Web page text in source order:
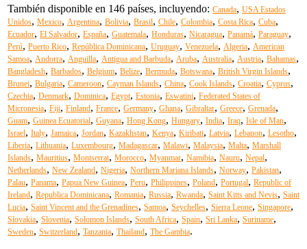
También disponible en 146 países, incluyendo: Canada, USA Estados
Unidos, Mexico, Argentina, Bolivia, Brasil, Chile, Colombia, Costa Rica, Cuba,
Ecuador, El Salvador, España, Guatemala, Honduras, Nicaragua, Panamá, Paraguay,
Perú, Puerto Rico, República Dominicana, Uruguay, Venezuela, Algeria, American
Samoa, Andorra, Anguilla, Antigua and Barbuda, Aruba, Australia, Austria, Bahamas,
Bangladesh, Barbados, Belgium, Belize, Bermuda, Botswana, British Virgin Islands,
Brunei, Bulgaria, Cameroon, Cayman Islands, China, Cook Islands, Croatia, Cyprus,
Czechia, Denmark, Dominica, Egypt, Estonia, Eswatini, Federated States of
Micronesia, Fiji, Finland, France, Germany, Ghana, Gibraltar, Greece, Grenada,
Guam, Guinea Ecuatorial, Guyana, Hong Kong, Hungary, India, Iraq, Isle of Man,
Israel, Italy, Jamaica, Jordan, Kazakhstan, Kenya, Kiribati, Latvia, Lebanon, Lesotho,
Liberia, Lithuania, Luxembourg, Madagascar, Malawi, Malaysia, Malta, Marshall
Islands, Mauritius, Montserrat, Morocco, Myanmar, Namibia, Nauru, Nepal,
Netherlands, New Zealand, Nigeria, Northern Mariana Islands, Norway, Pakistan,
Palau, Panama, Papua New Guinea, Peru, Philippines, Poland, Portugal, Republic of
Ireland, Republica Dominicana, Romania, Russia, Rwanda, Saint Kitts and Nevis, Saint
Lucia, Saint Vincent and the Grenadines, Samoa, Seychelles, Sierra Leone, Singapore,
Slovakia, Slovenia, Solomon Islands, South Africa, Spain, Sri Lanka, Suriname,
Sweden, Switzerland, Tanzania, Thailand, The Gambia.